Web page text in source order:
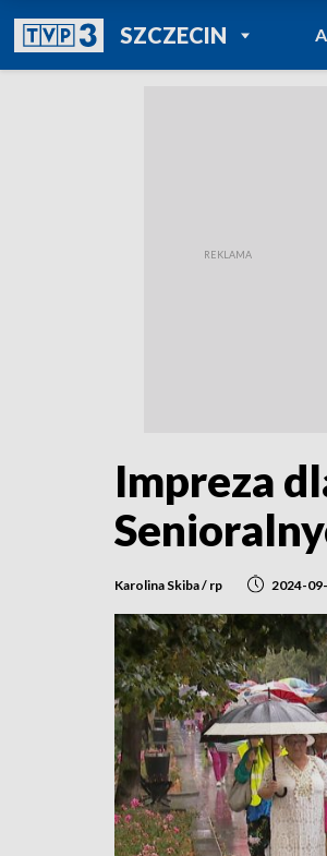
SZCZECINPOWRÓT DO
TVP REGIONY
Impreza
Karolina Skiba / rp 2024-